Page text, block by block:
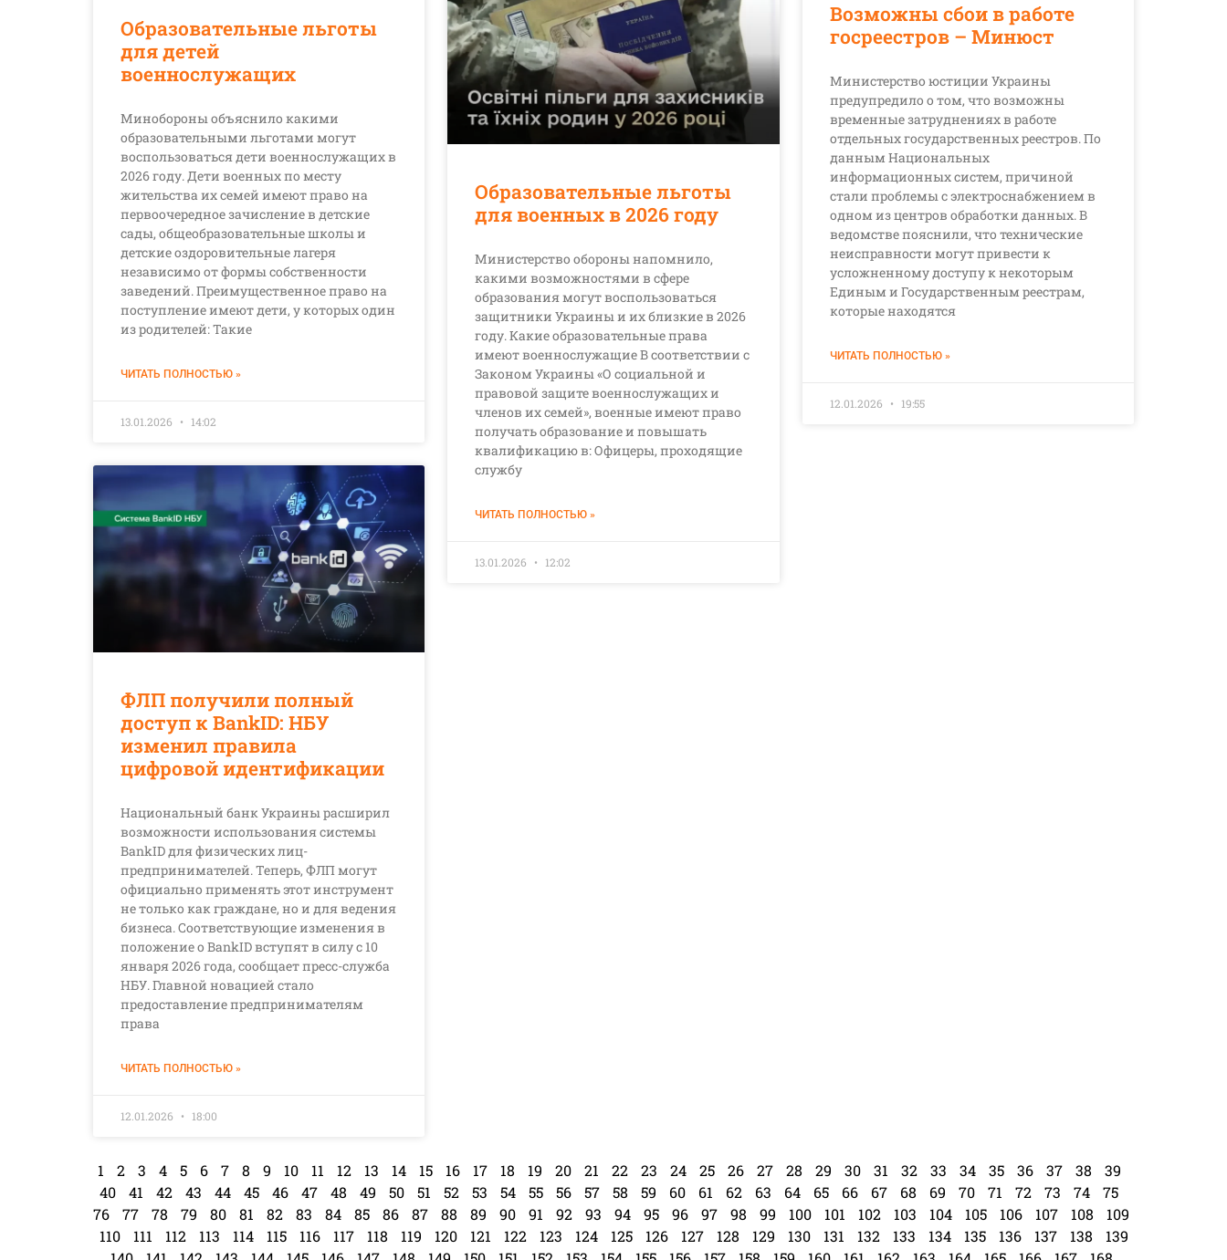
Образовательные льготы
для детей
военнослужащих
Минобороны объяснило какими
образовательными льготами могут
воспользоваться дети военнослужащих в
2026 году. Дети военных по месту
жительства их семей имеют право на
первоочередное зачисление в детские
сады, общеобразовательные школы и
детские оздоровительные лагеря
независимо от формы собственности
заведений. Преимущественное право на
поступление имеют дети, у которых один
из родителей: Такие
ЧИТАТЬ ПОЛНОСТЬЮ »
13.01.2026 14:02
Образовательные льготы
для военных в 2026 году
Министерство обороны напомнило,
какими возможностями в сфере
образования могут воспользоваться
защитники Украины и их близкие в 2026
году. Какие образовательные права
имеют военнослужащие В соответствии с
Законом Украины «О социальной и
правовой защите военнослужащих и
членов их семей», военные имеют право
получать образование и повышать
квалификацию в: Офицеры, проходящие
службу
ЧИТАТЬ ПОЛНОСТЬЮ »
13.01.2026 12:02
Возможны сбои в работе
госреестров – Минюст
Министерство юстиции Украины
предупредило о том, что возможны
временные затруднениях в работе
отдельных государственных реестров. По
данным Национальных
информационных систем, причиной
стали проблемы с электроснабжением в
одном из центров обработки данных. В
ведомстве пояснили, что технические
неисправности могут привести к
усложненному доступу к некоторым
Единым и Государственным реестрам,
которые находятся
ЧИТАТЬ ПОЛНОСТЬЮ »
12.01.2026 19:55
ФЛП получили полный
доступ к BankID: НБУ
изменил правила
цифровой идентификации
Национальный банк Украины расширил
возможности использования системы
BankID для физических лиц-
предпринимателей. Теперь, ФЛП могут
официально применять этот инструмент
не только как граждане, но и для ведения
бизнеса. Соответствующие изменения в
положение о BankID вступят в силу с 10
января 2026 года, сообщает пресс-служба
НБУ. Главной новацией стало
предоставление предпринимателям
права
ЧИТАТЬ ПОЛНОСТЬЮ »
12.01.2026 18:00
1 2 3 4 5 6 7 8 9 10 11 12 13 14 15 16 17 18 19 20 21 22 23 24 25 26 27 28 29 30 31 32 33 34 35 36 37 38
39
40
41 42 43 44 45 46 47 48 49 50 51 52 53 54 55 56 57 58 59 60 61 62 63 64 65 66 67 68 69 70 71 72 73 74
75
76
77 78 79 80 81 82 83 84 85 86 87 88 89 90 91 92 93 94 95 96 97 98 99 100 101 102 103 104 105 106 107 108
109
110
111 112 113 114 115 116 117 118 119 120 121 122 123 124 125 126 127 128 129 130 131 132 133 134 135 136 137 138
139